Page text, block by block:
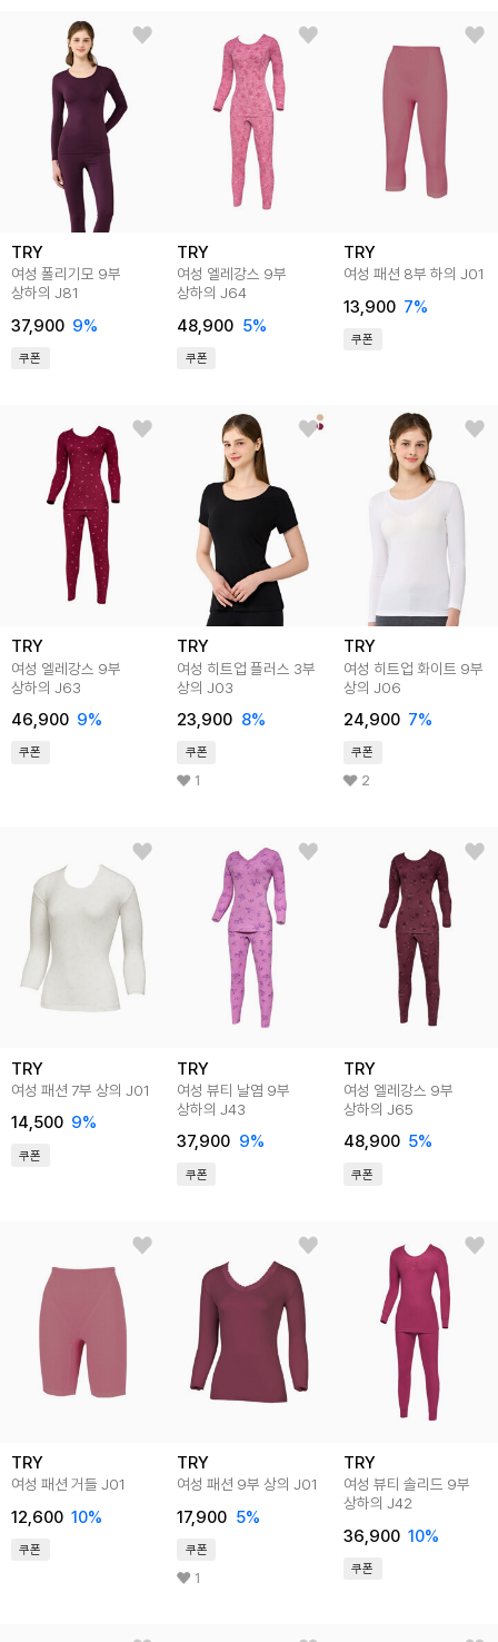
TRY
여성 폴리기모 9부
상하의 J81
37,900 9%
쿠폰
TRY
여성 엘레강스 9부
상하의 J64
48,900 5%
쿠폰
TRY
여성 패션 8부 하의 J01
13,900 7%
쿠폰
TRY
여성 엘레강스 9부
상하의 J63
46,900 9%
쿠폰
TRY
여성 히트업 플러스 3부
상의 J03
23,900 8%
쿠폰
1
TRY
여성 히트업 화이트 9부
상의 J06
24,900 7%
쿠폰
2
TRY
여성 패션 7부 상의 J01
14,500 9%
쿠폰
TRY
여성 뷰티 날염 9부
상하의 J43
37,900 9%
쿠폰
TRY
여성 엘레강스 9부
상하의 J65
48,900 5%
쿠폰
TRY
여성 패션 거들 J01
12,600 10%
쿠폰
TRY
여성 패션 9부 상의 J01
17,900 5%
쿠폰
1
TRY
여성 뷰티 솔리드 9부
상하의 J42
36,900 10%
쿠폰